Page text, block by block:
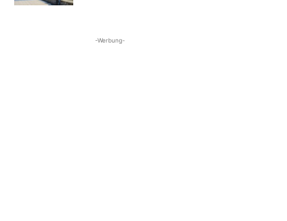
-Werbung-